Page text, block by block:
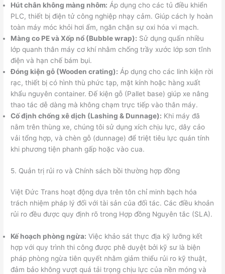
Hút chân không màng nhôm: Áp dụng cho các tủ điều khiển
PLC, thiết bị điện tử công nghiệp nhạy cảm. Giúp cách ly hoàn
toàn máy móc khỏi hơi ẩm, ngăn chặn sự oxi hóa vi mạch.
Màng co PE và Xốp nổ (Bubble wrap): Sử dụng quấn nhiều
lớp quanh thân máy cơ khí nhằm chống trầy xước lớp sơn tĩnh
điện và hạn chế bám bụi.
Đóng kiện gỗ (Wooden crating): Áp dụng cho các linh kiện rời
rạc, thiết bị có hình thù phức tạp, mặt kính hoặc hàng xuất
khẩu nguyên container. Đế kiện gỗ (Pallet base) giúp xe nâng
thao tác dễ dàng mà không chạm trực tiếp vào thân máy.
Cố định chống xê dịch (Lashing & Dunnage): Khi máy đã
nằm trên thùng xe, chúng tôi sử dụng xích chịu lực, dây cảo
vải tổng hợp, và chèn gỗ (dunnage) để triệt tiêu lực quán tính
khi phương tiện phanh gấp hoặc vào cua.
5. Quản trị rủi ro và Chính sách bồi thường hợp đồng
Việt Đức Trans hoạt động dựa trên tôn chỉ minh bạch hóa
trách nhiệm pháp lý đối với tài sản của đối tác. Các điều khoản
rủi ro đều được quy định rõ trong Hợp đồng Nguyên tắc (SLA).
Kế hoạch phòng ngừa: Việc khảo sát thực địa kỹ lưỡng kết
hợp với quy trình thi công được phê duyệt bởi kỹ sư là biện
pháp phòng ngừa tiên quyết nhằm giảm thiểu rủi ro kỹ thuật,
đảm bảo không vượt quá tải trọng chịu lực của nền móng và